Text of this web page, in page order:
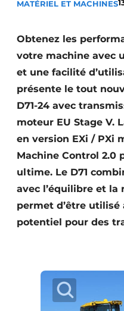
Video’s
Construction bois
Contrôle d’accès
Éclairage
Fondations
Façades
Géotextiles
Protection solaire
Rénovation
MATÉRIEL ET MACHINES
Obtenez les
votre machine avec
et une facilité
présente le tout
D71-24 avec
moteur EU Stage V.
en version EXi / PXi
Machine Control 2.0
ultime. Le D71
avec l’équilibre et la
permet d’être
potentiel pour des